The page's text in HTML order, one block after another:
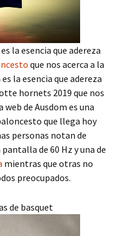
la esencia que adereza
que nos acerca a la
la esencia que adereza
hornets 2019 que nos
web de Ausdom es una
que llega hoy
personas notan de
de 60 Hz y una de
mientras que otras no
preocupados.